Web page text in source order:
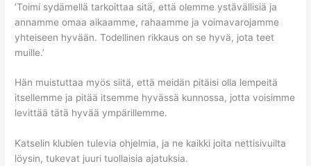
’Toimi sydämellä tarkoittaa sitä, että olemme ystävällisiä ja
annamme omaa aikaamme, rahaamme ja voimavarojamme
yhteiseen hyvään. Todellinen rikkaus on se hyvä, jota teet
muille.’
Hän muistuttaa myös siitä, että meidän pitäisi olla lempeitä
itsellemme ja pitää itsemme hyvässä kunnossa, jotta voisimme
levittää tätä hyvää ympärillemme.
Katselin klubien tulevia ohjelmia, ja ne kaikki joita nettisivuilta
löysin, tukevat juuri tuollaisia ajatuksia.